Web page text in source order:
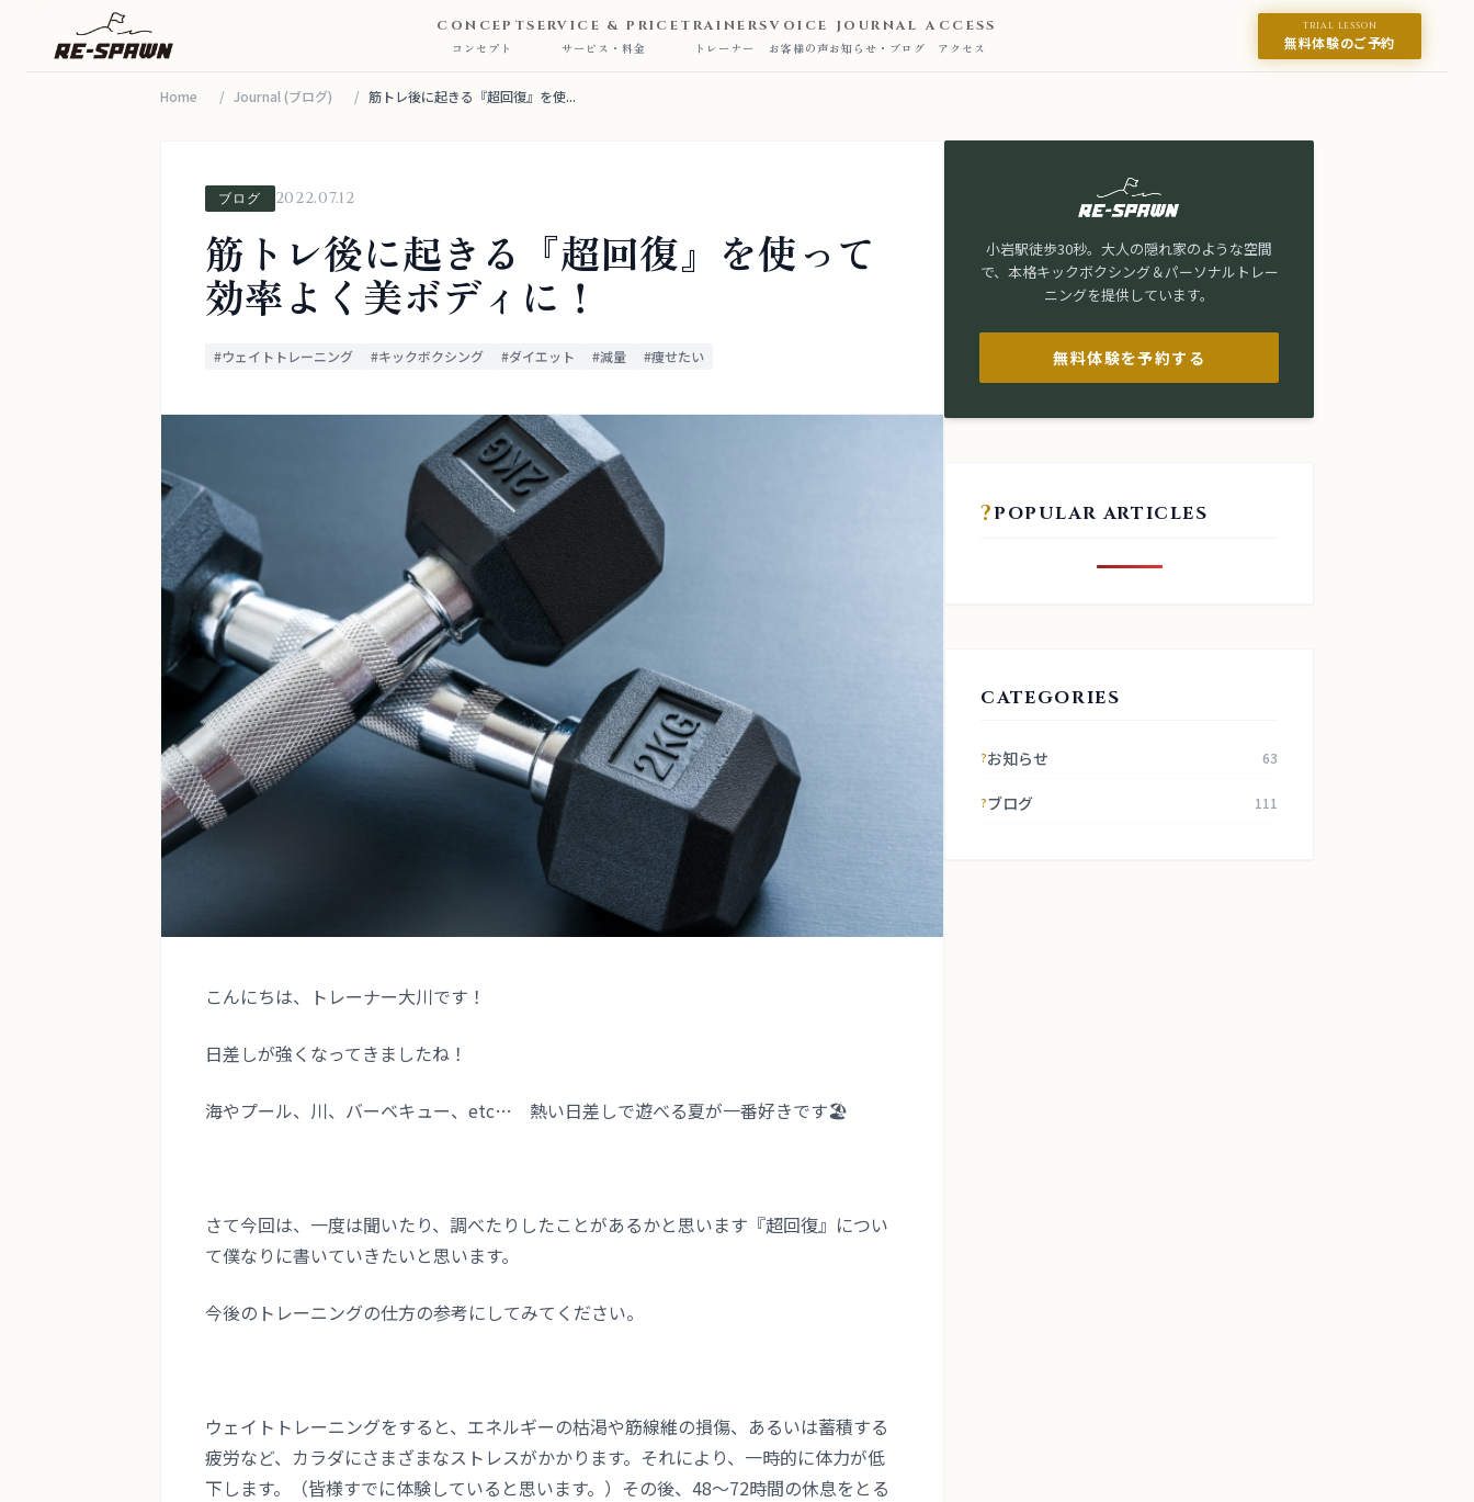
CONCEPT
コンセプト
SERVICE & PRICE
サービス・料金
TRAINERS
トレーナー
VOICE
お客様の声
JOURNAL
お知らせ・ブログ
ACCESS
アクセス
TRIAL LESSON
無料体験のご予約
TRAINERS
アクセス
TERMS
会員規約
TRIAL LESSON
無料体験のご予約
Home / Journal (ブログ) / 筋トレ後に起きる『超回復』を使...
ブログ 2022.07.12
筋トレ後に起きる『超回復』を使って
効率よく美ボディに！
#ウェイトトレーニング #キックボクシング #ダイエット #減量 #痩せたい
こんにちは、トレーナー大川です！
日差しが強くなってきましたね！
海やプール、川、バーベキュー、etc… 熱い日差しで遊べる夏が一番好きです🏖
さて今回は、一度は聞いたり、調べたりしたことがあるかと思います『超回復』につい
て僕なりに書いていきたいと思います。
今後のトレーニングの仕方の参考にしてみてください。
ウェイトトレーニングをすると、エネルギーの枯渇や筋線維の損傷、あるいは蓄積する
疲労など、カラダにさまざまなストレスがかかります。 それにより、一時的に体力が低
下します。（皆様すでに体験していると思います。） その後、48〜72時間の休息をとる
小岩駅徒歩30秒。大人の隠れ家のような空間
で、本格キックボクシング＆パーソナルトレー
ニングを提供しています。
無料体験を予約する
?POPULAR ARTICLES
CATEGORIES
?お知らせ 63
?ブログ 111